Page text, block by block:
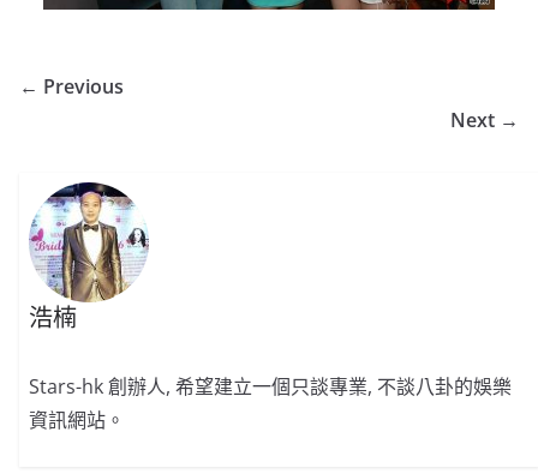
← Previous
Next →
浩楠
Stars-hk 創辦人, 希望建立一個只談專業, 不談八卦的娛樂
資訊網站。